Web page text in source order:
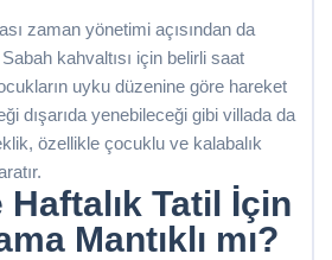
zaman yönetimi açısından da
kahvaltısı için belirli saat
uyku düzenine göre hareket
dışarıda yenebileceği gibi villada da
özellikle çocuklu ve kalabalık
Tatil İçin
Mantıklı mı?